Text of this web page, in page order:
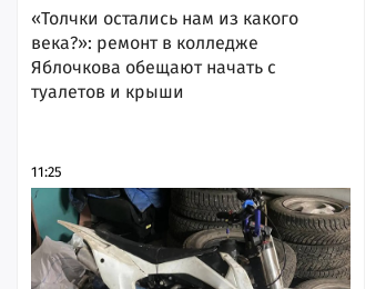
«Толчки остались нам из какого
века?»: ремонт в колледже
Яблочкова обещают начать с
туалетов и крыши
11:25